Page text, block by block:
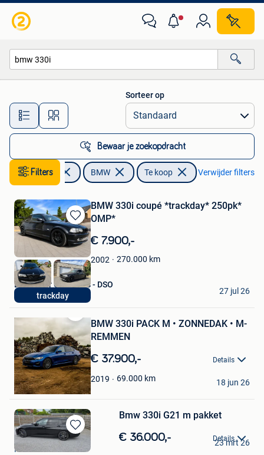
Alle afstanden…
Sorteer op
Bewaar je zoekopdracht
Filters
Auto's BMW Te koop Verwijder filters
Bewaren
in
Mijn
Favorieten
trackday
BMW 330i coupé *trackday* 250pk*
OMP*
€ 7.900,-
2002 270.000 km
De Schuur Oldtimers - DSO
Eindhout
27 jul 26
Bewaren
in
Mijn
Favorieten
BMW 330i PACK M • ZONNEDAK • M-
REMMEN
€ 37.900,- Details
2019 69.000 km
T.D.
Machelen
18 jun 26
Bewaren
Bmw 330i G21 m pakket
€ 36.000,- Details
christophe
Putte
23 mrt 26